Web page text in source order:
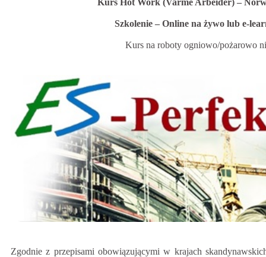
Kurs Hot Work (Varme Arbeider) –
Szkolenie – Online na żywo lub e-
Kurs na roboty ogniowo/pożarowo
Zgodnie z przepisami obowiązującymi w krajach